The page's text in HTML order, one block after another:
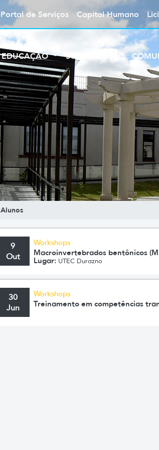
Portal de Serviços Capital Humano
EDUCAÇÃO SOBRE A UTEC
Alunos
9
Out
Workshops
Macroinvertebrados bentônicos
Lugar: UTEC Durazno
30
Jun
Workshops
Treinamento em competências